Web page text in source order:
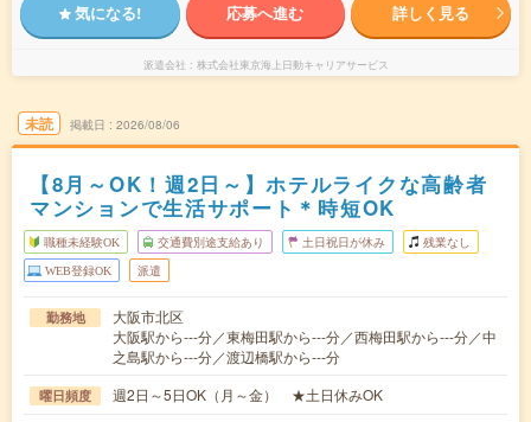
気になる! 応募へ進む 詳しく見る
派遣会社 株式会社東京海上日動キャリアサービス
未読 掲載日 2026/08/06
【8月～OK！週2日～】ホテルライクな高齢者
マンションで生活サポート＊時短OK
職種未経験OK 交通費別途支給あり 土日祝日が休み 残業なし
WEB登録OK 派遣
勤務地
大阪市北区
大阪駅から---分／東梅田駅から---分／西梅田駅から---分／中
之島駅から---分／渡辺橋駅から---分
曜日頻度 週2日～5日OK（月～金） ★土日休みOK